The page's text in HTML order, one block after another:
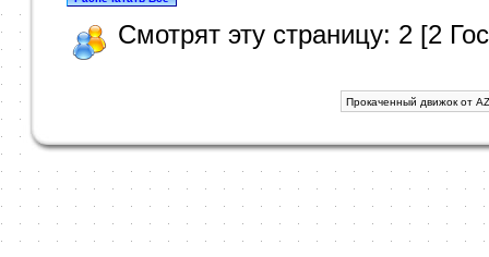
Смотрят эту страницу: 2 [2
Прокаченный движок от